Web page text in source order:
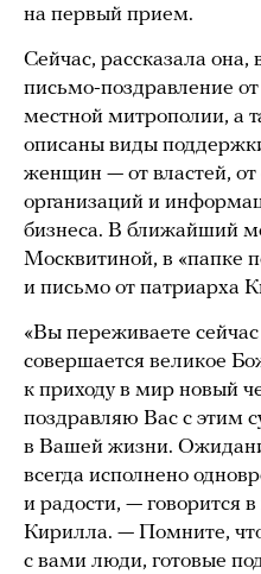
на первый прием.
Сейчас, рассказала
письмо-поздравление
местной митрополии, а
описаны виды
женщин — от властей,
организаций и
бизнеса. В ближайший
Москвитиной, в «папке
и письмо от патриарха
«Вы переживаете
совершается великое
к приходу в мир новый
поздравляю Вас с этим
в Вашей жизни.
всегда исполнено
и радости, — говорится
Кирилла. — Помните,
с вами люди, готовые